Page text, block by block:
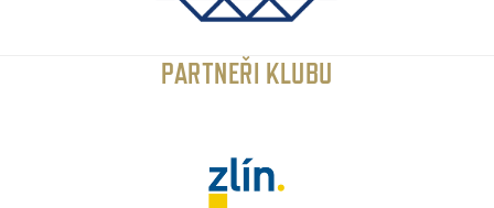
PARTNEŘI KLUBU